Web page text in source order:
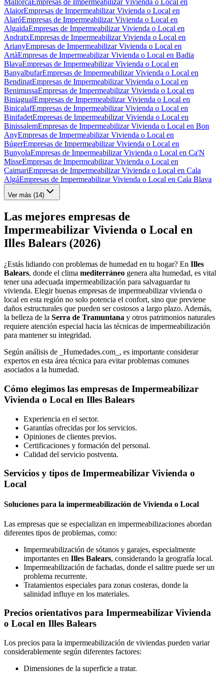
Mallorca Empresas de Impermeabilizar Vivienda o Local en
AlaiorEmpresas de Impermeabilizar Vivienda o Local en
AlaróEmpresas de Impermeabilizar Vivienda o Local en
AlgaidaEmpresas de Impermeabilizar Vivienda o Local en
AndratxEmpresas de Impermeabilizar Vivienda o Local en
ArianyEmpresas de Impermeabilizar Vivienda o Local en
ArtàEmpresas de Impermeabilizar Vivienda o Local en Badia
BlavaEmpresas de Impermeabilizar Vivienda o Local en
BanyalbufarEmpresas de Impermeabilizar Vivienda o Local en
BendinatEmpresas de Impermeabilizar Vivienda o Local en
BenimussaEmpresas de Impermeabilizar Vivienda o Local en
BiniagualEmpresas de Impermeabilizar Vivienda o Local en
BinicalafEmpresas de Impermeabilizar Vivienda o Local en
BinifadetEmpresas de Impermeabilizar Vivienda o Local en
BinissalemEmpresas de Impermeabilizar Vivienda o Local en Bon
AnyEmpresas de Impermeabilizar Vivienda o Local en
BúgerEmpresas de Impermeabilizar Vivienda o Local en
BunyolaEmpresas de Impermeabilizar Vivienda o Local en Ca'N
MisseEmpresas de Impermeabilizar Vivienda o Local en
CaimariEmpresas de Impermeabilizar Vivienda o Local en Cala
AlgáEmpresas de Impermeabilizar Vivienda o Local en Cala Blava
Ver más (14)
Las mejores empresas de
Impermeabilizar Vivienda o Local en
Illes Balears (2026)
¿Estás lidiando con problemas de humedad en tu hogar? En Illes
Balears, donde el clima mediterráneo genera alta humedad, es vital
tener una adecuada impermeabilización para salvaguardar tu
vivienda. Elegir buenas empresas de impermeabilizar vivienda o
local en esta región no solo potencia el confort, sino que previene
daños estructurales que pueden ser costosos a largo plazo. Además,
la belleza de la Serra de Tramuntana y otros patrimonios naturales
requiere atención especial hacia las técnicas de impermeabilización
para mantener su integridad.
Según análisis de _Humedades.com_, es importante considerar
expertos en esta área técnica para evitar problemas comunes
asociados a la humedad.
Cómo elegimos las empresas de Impermeabilizar
Vivienda o Local en Illes Balears
Experiencia en el sector.
Garantías ofrecidas por los servicios.
Opiniones de clientes previos.
Certificaciones y formación del personal.
Calidad del servicio postventa.
Servicios y tipos de Impermeabilizar Vivienda o
Local
Soluciones para la impermeabilización de Vivienda o Local
Las empresas que se especializan en impermeabilizaciones abordan
diferentes tipos de problemas, como:
Impermeabilización de sótanos y garajes, especialmente
importantes en Illes Balears, considerando la geografía local.
Impermeabilización de fachadas, donde el salitre puede ser un
problema recurrente.
Tratamientos especiales para zonas costeras, donde la
salinidad influye en los materiales.
Precios orientativos para Impermeabilizar Vivienda
o Local en Illes Balears
Los precios para la impermeabilización de viviendas pueden variar
considerablemente según diferentes factores:
Dimensiones de la superficie a tratar.